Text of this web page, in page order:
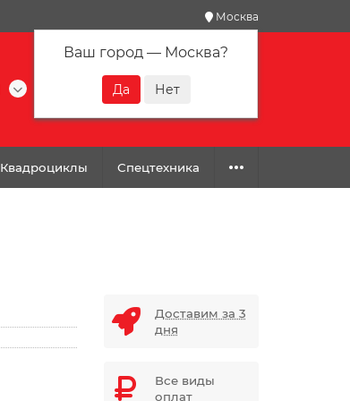
Москва
Ваш город — Москва?
Квадроциклы Спецтехника
Доставим за 3
дня
Все виды
оплат